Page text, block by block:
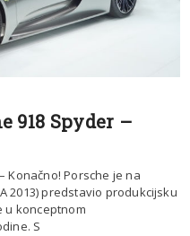
918 Spyder –
Konačno! Porsche je na
2013) predstavio produkcijsku
u konceptnom
S